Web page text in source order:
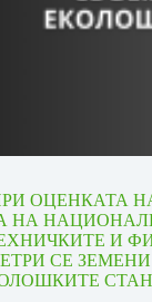
ОЦЕНКАТА
НА
И
СЕ